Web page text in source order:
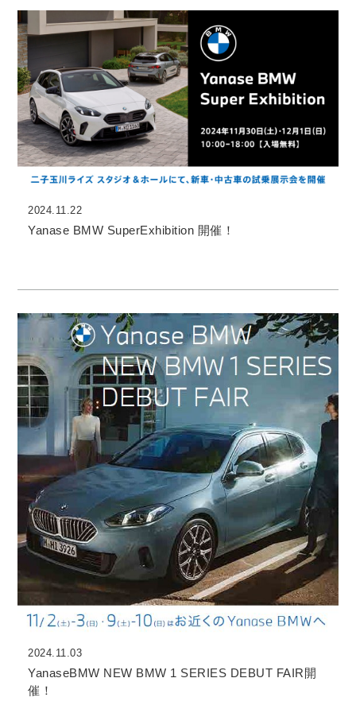
2024.11.22
Yanase BMW SuperExhibition 開催！
2024.11.03
YanaseBMW NEW BMW 1 SERIES DEBUT FAIR開
催！